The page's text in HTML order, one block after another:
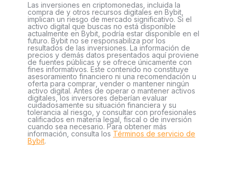
Las inversiones en criptomonedas, incluida la
compra de y otros recursos digitales en Bybit,
implican un riesgo de mercado significativo. Si el
activo digital que buscas no está disponible
actualmente en Bybit, podría estar disponible en el
futuro. Bybit no se responsabiliza por los
resultados de las inversiones. La información de
precios y demás datos presentados aquí proviene
de fuentes públicas y se ofrece únicamente con
fines informativos. Este contenido no constituye
asesoramiento financiero ni una recomendación u
oferta para comprar, vender o mantener ningún
activo digital. Antes de operar o mantener activos
digitales, los inversores deberían evaluar
cuidadosamente su situación financiera y su
tolerancia al riesgo, y consultar con profesionales
calificados en materia legal, fiscal o de inversión
cuando sea necesario. Para obtener más
información, consulta los Términos de servicio de
Bybit.